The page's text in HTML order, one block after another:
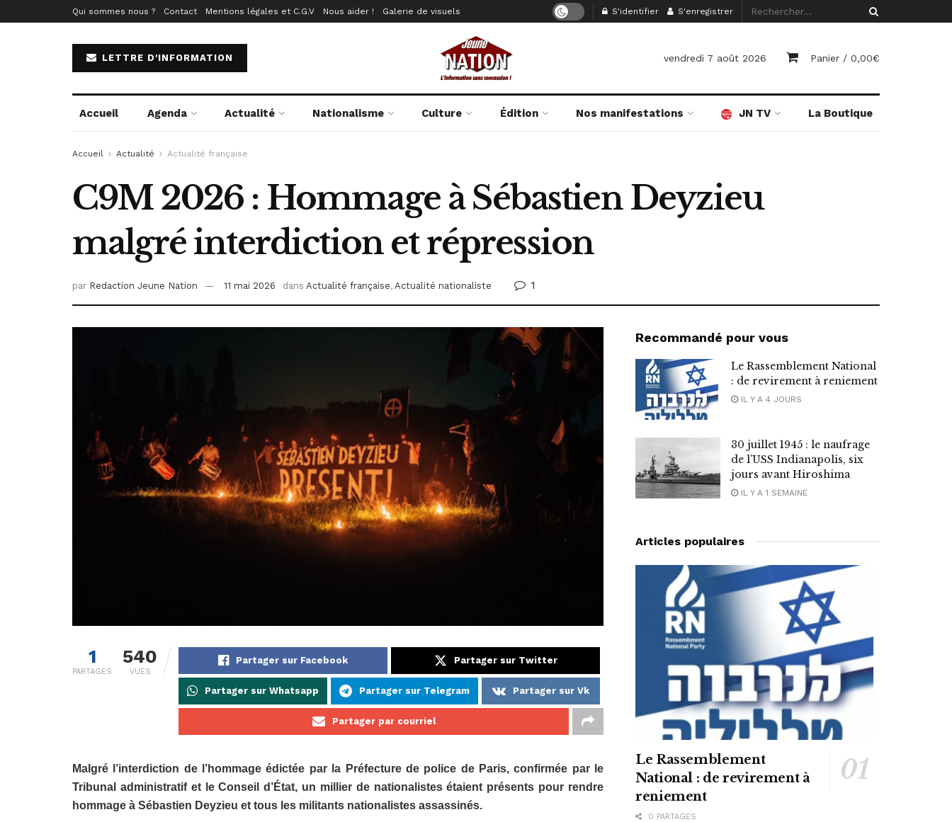
Qui sommes nous ? Contact Mentions légales et C.G.V Nous aider ! Galerie de visuels S'identifier S'enregistrer
LETTRE D'INFORMATION vendredi 7 août 2026 Panier / 0,00€
Accueil Agenda Actualité Nationalisme Culture Édition Nos manifestations JN TV La Boutique
Accueil Actualité Actualité française
C9M 2026 : Hommage à Sébastien Deyzieu
malgré interdiction et répression
par Redaction Jeune Nation 11 mai 2026 dans Actualité française, Actualité nationaliste 1
1
PARTAGES
540
VUES
Partager sur Facebook Partager sur Twitter
Partager sur Whatsapp Partager sur Telegram Partager sur Vk
Partager par courriel
Malgré l’interdiction de l’hommage édictée par la Préfecture de police de Paris, confirmée par le
Tribunal administratif et le Conseil d’État, un millier de nationalistes étaient présents pour rendre
hommage à Sébastien Deyzieu et tous les militants nationalistes assassinés.
Recommandé pour vous
Le Rassemblement National
: de revirement à reniement
IL Y A 4 JOURS
30 juillet 1945 : le naufrage
de l’USS Indianapolis, six
jours avant Hiroshima
IL Y A 1 SEMAINE
Articles populaires
Le Rassemblement
National : de revirement à
reniement
0 PARTAGES